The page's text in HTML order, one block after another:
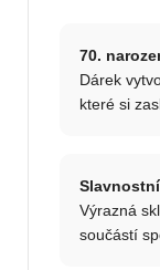
70.
Dárek
které si
Výrazná
součástí